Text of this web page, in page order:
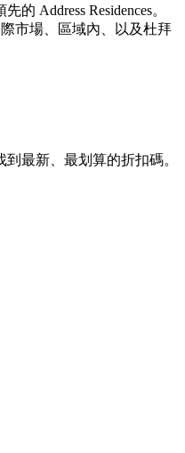
的 Address Residences。
市場、區域內、以及杜拜
最新、最划算的折扣碼。